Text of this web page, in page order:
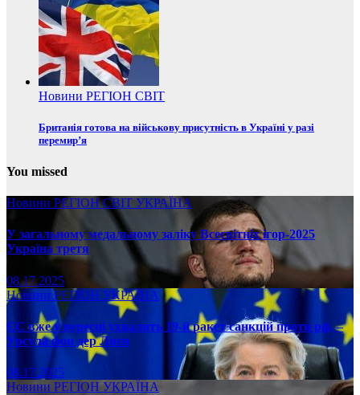
Новини РЕГІОН СВІТ
Британія готова на військову присутність в Україні у разі
перемир’я
You missed
Новини РЕГІОНСВІТ УКРАЇНА
У загальному медальному заліку Всесвітніх ігор-2025
Україна третя
08.17.2025
НовиниРЕГІОН УКРАЇНА
ЄС вже у вересні ухвалить 19-й ракет санкцій проти рф, –
Урсула фон дер Ляєн
08.17.2025
Новини РЕГІОН УКРАЇНА